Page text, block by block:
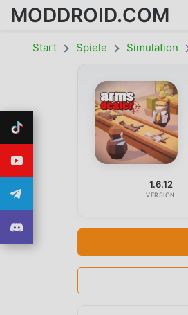
MODDROID.COM
Start Spiele Simulation
1.6.12
VERSION